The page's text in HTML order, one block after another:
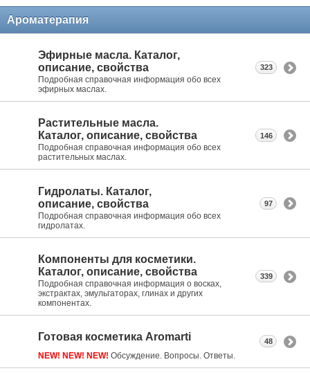
Ароматерапия
Эфирные масла. Каталог,
описание, свойства
Подробная справочная информация обо всех
эфирных маслах.
323
Растительные масла.
Каталог, описание, свойства
Подробная справочная информация обо всех
растительных маслах.
146
Гидролаты. Каталог,
описание, свойства
Подробная справочная информация обо всех
гидролатах.
97
Компоненты для косметики.
Каталог, описание, свойства
Подробная справочная информация о восках,
экстрактах, эмульгаторах, глинах и других
компонентах.
339
Готовая косметика Aromarti
NEW! NEW! NEW! Обсуждение. Вопросы. Ответы.
48